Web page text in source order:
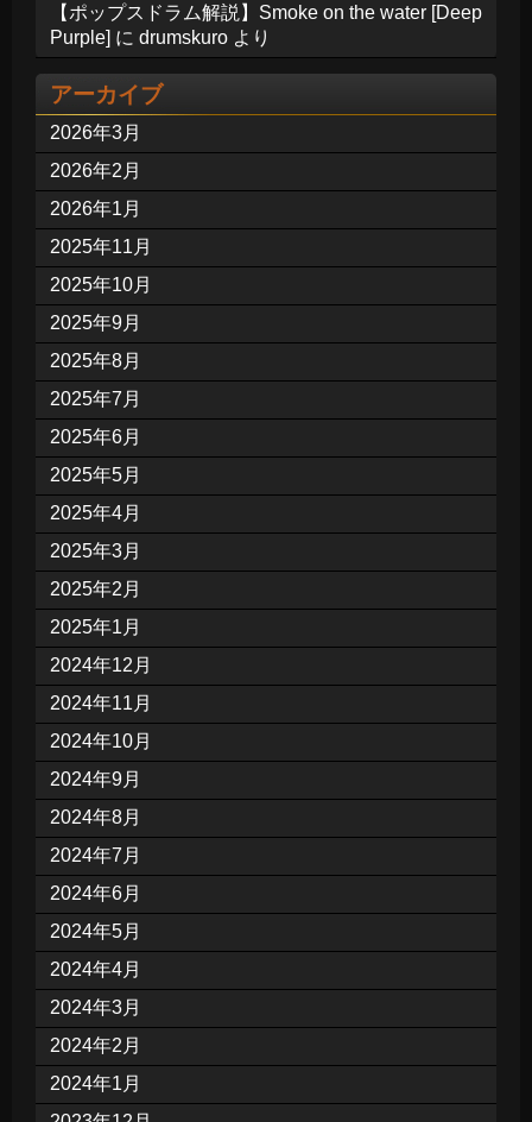
【ポップスドラム解説】Smoke on the water [Deep
Purple] に drumskuro より
アーカイブ
2026年3月
2026年2月
2026年1月
2025年11月
2025年10月
2025年9月
2025年8月
2025年7月
2025年6月
2025年5月
2025年4月
2025年3月
2025年2月
2025年1月
2024年12月
2024年11月
2024年10月
2024年9月
2024年8月
2024年7月
2024年6月
2024年5月
2024年4月
2024年3月
2024年2月
2024年1月